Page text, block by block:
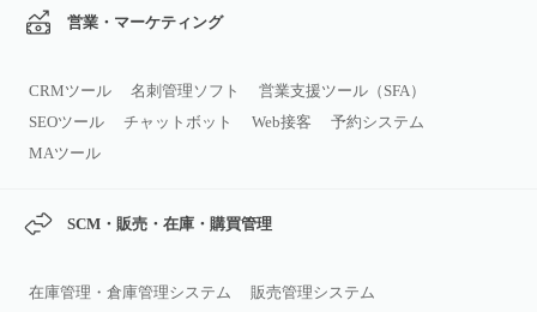
営業・マーケティング
CRMツール 名刺管理ソフト
営業支援ツール（SFA）
SEOツール
チャットボット Web接客
予約システム
MAツール
SCM・販売・在庫・購買管理
在庫管理・倉庫管理システム
販売管理システム